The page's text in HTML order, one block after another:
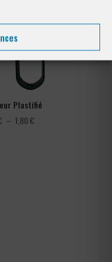
Plastifié
– 1,80€